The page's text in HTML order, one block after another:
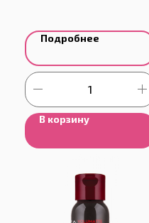
Подробнее
В корзину